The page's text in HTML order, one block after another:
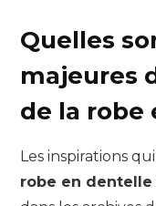
Quelles
majeures
de la robe
Les inspirations
robe en dentelle